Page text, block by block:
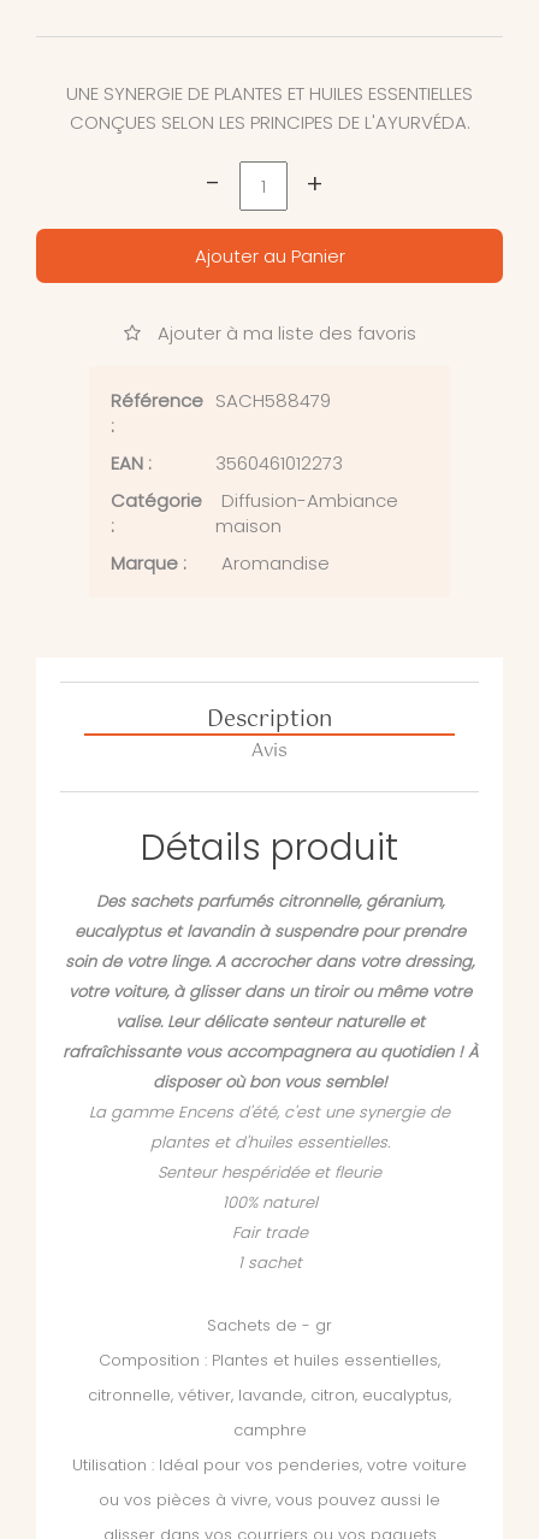
UNE SYNERGIE DE PLANTES ET HUILES ESSENTIELLES
CONÇUES SELON LES PRINCIPES DE L'AYURVÉDA.
- +
Ajouter au Panier
Ajouter à ma liste des favoris
Référence
:
SACH588479
EAN :
3560461012273
Catégorie
:
Diffusion-Ambiance
maison
Marque :
Aromandise
Description
Avis
Détails produit
Des sachets parfumés citronnelle, géranium,
eucalyptus et lavandin à suspendre pour prendre
soin de votre linge. A accrocher dans votre dressing,
votre voiture, à glisser dans un tiroir ou même votre
valise. Leur délicate senteur naturelle et
rafraîchissante vous accompagnera au quotidien ! À
disposer où bon vous semble!
La gamme Encens d'été, c'est une synergie de
plantes et d'huiles essentielles.
Senteur hespéridée et fleurie
100% naturel
Fair trade
1 sachet
Sachets de - gr
Composition : Plantes et huiles essentielles,
citronnelle, vétiver, lavande, citron, eucalyptus,
camphre
Utilisation : Idéal pour vos penderies, votre voiture
ou vos pièces à vivre, vous pouvez aussi le